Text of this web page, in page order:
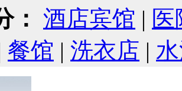
： 酒店宾馆 | 医
餐馆 | 洗衣店 |